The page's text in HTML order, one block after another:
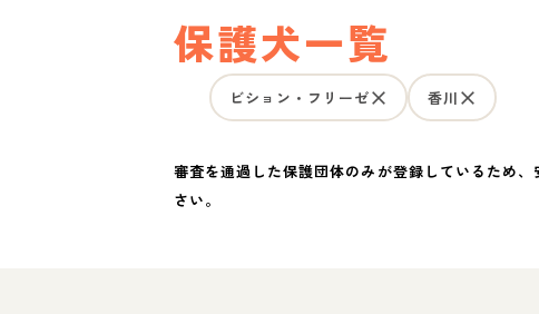
保護犬一覧
ビション・フリーゼ 香川
審査を通過した保護団体のみが登録しているため
さい。